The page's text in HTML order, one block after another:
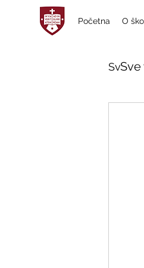
Početna O
Sve